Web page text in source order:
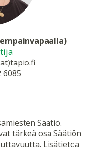
6085
Säätiö.
tärkeä osa Säätiön
Lisätietoa